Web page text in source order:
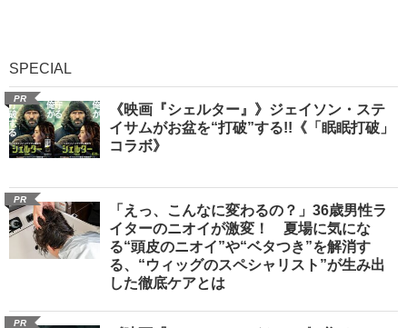
SPECIAL
PR
《映画『シェルター』》ジェイソン・ステ
イサムがお盆を“打破”する!!《「眠眠打破」
コラボ》
PR
「えっ、こんなに変わるの？」36歳男性ラ
イターのニオイが激変！ 夏場に気にな
る“頭皮のニオイ”や“ベタつき”を解消す
る、“ウィッグのスペシャリスト”が生み出
した徹底ケアとは
PR